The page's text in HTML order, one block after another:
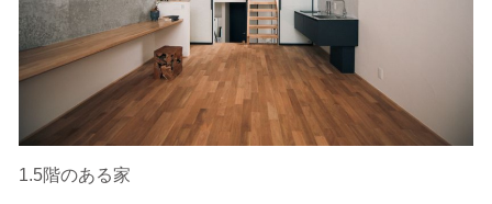
1.5階のある家